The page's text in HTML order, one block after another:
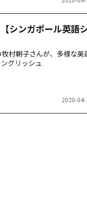
シンガポール英語
村朝子さんが、多様な英
グリッシュ
2020-